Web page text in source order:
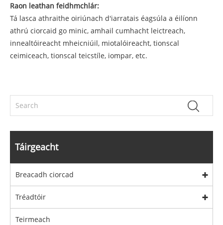
Raon leathan feidhmchlár:
Tá lasca athraithe oiriúnach d'iarratais éagsúla a éilíonn
athrú ciorcaid go minic, amhail cumhacht leictreach,
innealtóireacht mheicniúil, miotalóireacht, tionscal
ceimiceach, tionscal teicstíle, iompar, etc.
Táirgeacht
Breacadh ciorcad
Tréadtóir
Teirmeach